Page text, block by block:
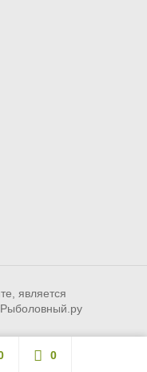
является
0